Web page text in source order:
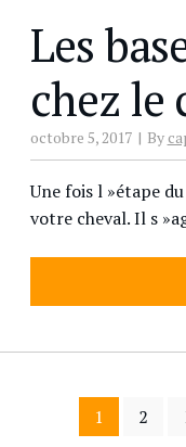
Les
chez le
octobre 5, 2017 By
Une fois l »étape
votre cheval. Il s
1 2